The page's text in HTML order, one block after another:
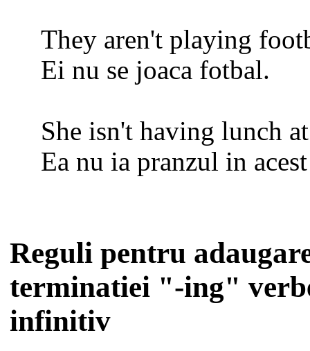
They aren't playing
Ei nu se joaca fotbal.
She isn't having lunch
Ea nu ia pranzul in
Reguli pentru
terminatiei "-ing"
infinitiv